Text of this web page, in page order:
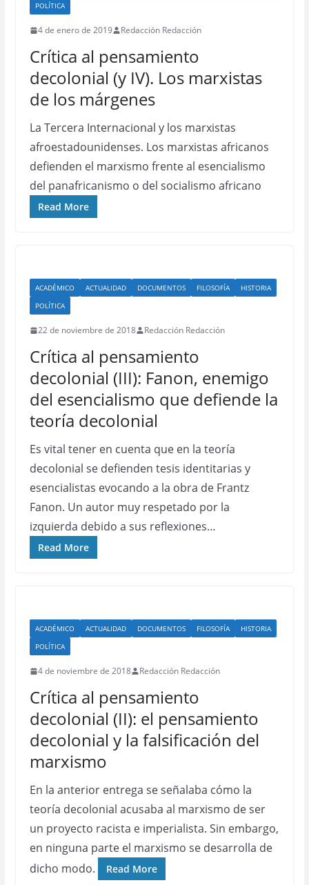
POLÍTICA
4 de enero de 2019 Redacción Redacción
Crítica al pensamiento
decolonial (y IV). Los marxistas
de los márgenes
La Tercera Internacional y los marxistas
afroestadounidenses. Los marxistas africanos
defienden el marxismo frente al esencialismo
del panafricanismo o del socialismo africano
Read More
ACADÉMICO ACTUALIDAD DOCUMENTOS FILOSOFÍA
HISTORIA
POLÍTICA
22 de noviembre de 2018 Redacción Redacción
Crítica al pensamiento
decolonial (III): Fanon, enemigo
del esencialismo que defiende la
teoría decolonial
Es vital tener en cuenta que en la teoría
decolonial se defienden tesis identitarias y
esencialistas evocando a la obra de Frantz
Fanon. Un autor muy respetado por la
izquierda debido a sus reflexiones…
Read More
ACADÉMICO ACTUALIDAD DOCUMENTOS FILOSOFÍA
HISTORIA
POLÍTICA
4 de noviembre de 2018 Redacción Redacción
Crítica al pensamiento
decolonial (II): el pensamiento
decolonial y la falsificación del
marxismo
En la anterior entrega se señalaba cómo la
teoría decolonial acusaba al marxismo de ser
un proyecto racista e imperialista. Sin embargo,
en ninguna parte el marxismo se desarrolla de
dicho modo.
Read More